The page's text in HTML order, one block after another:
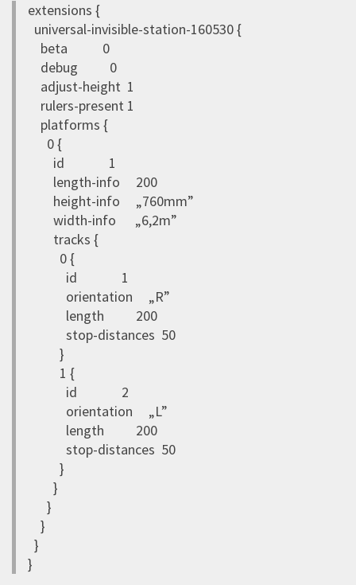
extensions {
universal-invisible-station-160530 {
beta 0
debug 0
adjust-height 1
rulers-present 1
platforms {
0 {
id 1
length-info 200
height-info „760mm”
width-info „6,2m”
tracks {
0 {
id 1
orientation „R”
length 200
stop-distances 50
}
1 {
id 2
orientation „L”
length 200
stop-distances 50
}
}
}
}
}
}